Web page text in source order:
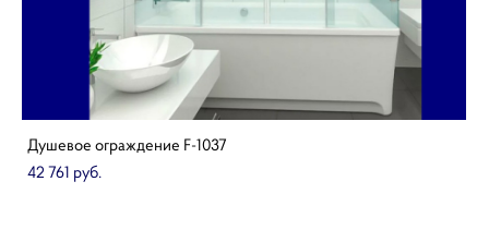
Душевое ограждение F-1037
42 761 pуб.